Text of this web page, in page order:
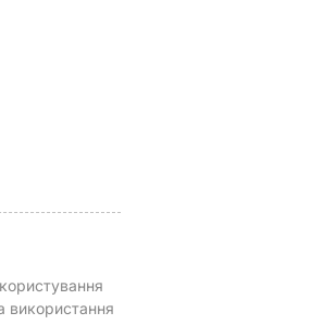
використання